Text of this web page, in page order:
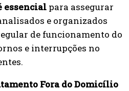
essencial para assegurar
e organizados
de funcionamento do
e interrupções no
Fora do Domicílio